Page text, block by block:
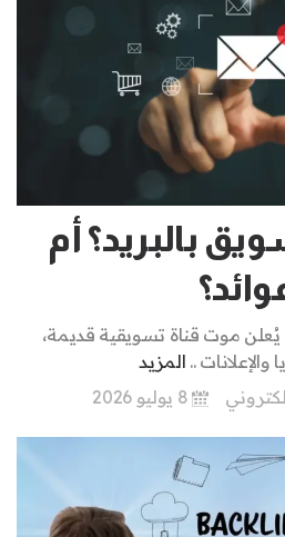
بالبريد؟ أم
موت قناة تسويقية قديمة،
.. المزيد
8 يوليو 2026